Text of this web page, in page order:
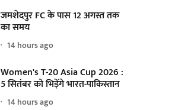
जमशेदपुर FC के पास 12 अगस्त तक
का समय
14 hours ago
Women's T-20 Asia Cup 2026 :
5 सितंबर को भिड़ेंगे भारत-पाकिस्तान
14 hours ago